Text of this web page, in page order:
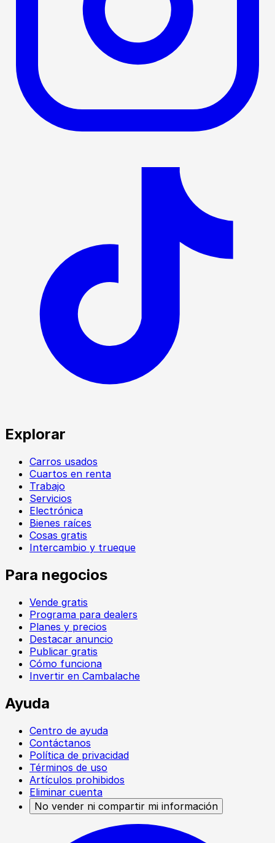
Explorar
Carros usados
Cuartos en renta
Trabajo
Servicios
Electrónica
Bienes raíces
Cosas gratis
Intercambio y trueque
Para negocios
Vende gratis
Programa para dealers
Planes y precios
Destacar anuncio
Publicar gratis
Cómo funciona
Invertir en Cambalache
Ayuda
Centro de ayuda
Contáctanos
Política de privacidad
Términos de uso
Artículos prohibidos
Eliminar cuenta
No vender ni compartir mi información